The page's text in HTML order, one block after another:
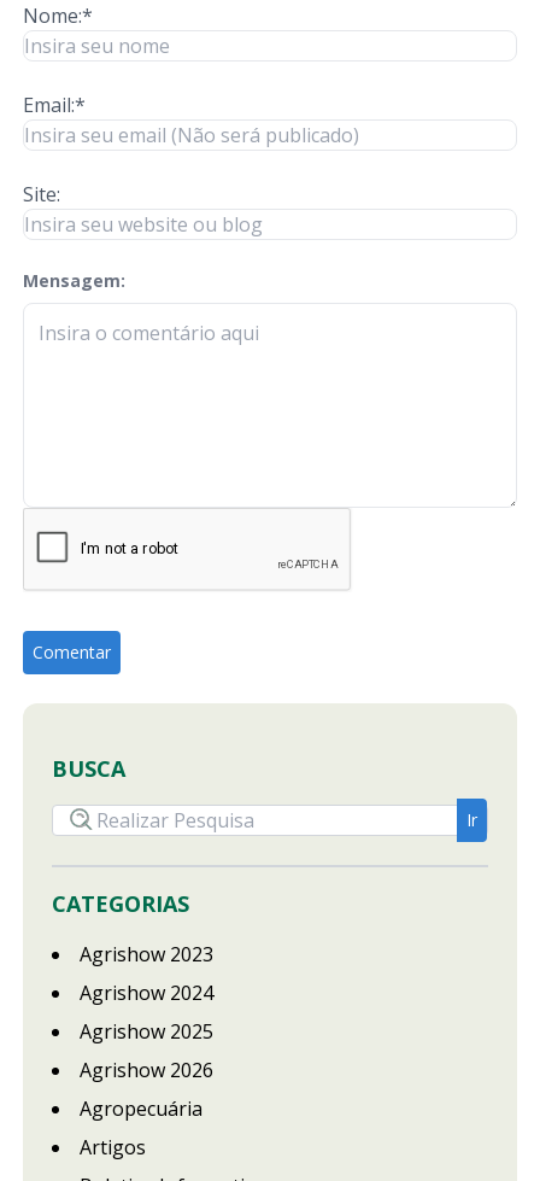
Nome:*
Email:*
Site:
Mensagem:
check-terms
BUSCA
CATEGORIAS
Agrishow 2023
Agrishow 2024
Agrishow 2025
Agrishow 2026
Agropecuária
Artigos